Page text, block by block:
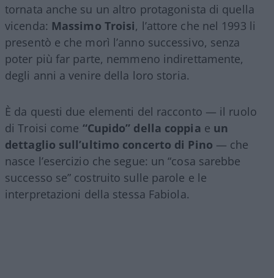
tornata anche su un altro protagonista di quella
vicenda: Massimo Troisi, l’attore che nel 1993 li
presentò e che morì l’anno successivo, senza
poter più far parte, nemmeno indirettamente,
degli anni a venire della loro storia.
È da questi due elementi del racconto — il ruolo
di Troisi come “Cupido” della coppia e un
dettaglio sull’ultimo concerto di Pino — che
nasce l’esercizio che segue: un “cosa sarebbe
successo se” costruito sulle parole e le
interpretazioni della stessa Fabiola.